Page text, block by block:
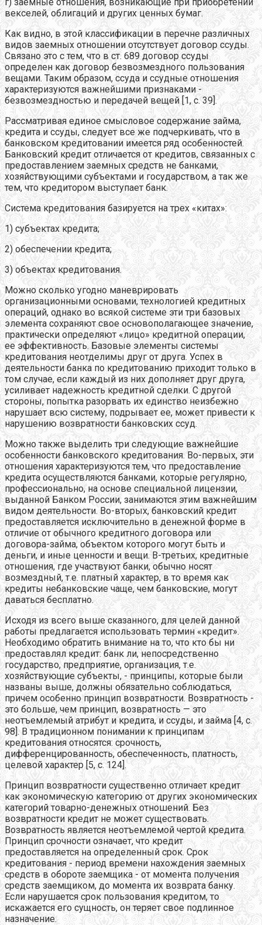
векселей, облигаций и других ценных бумаг.
Как видно, в этой классификации в перечне различных
видов заемных отношении отсутствует договор ссуды.
Связано это с тем, что в ст. 689 договор ссуды
определен как договор безвозмездного пользования
вещами. Таким образом, ссуда и ссудные отношения
характеризуются важнейшими признаками -
безвозмездностью и передачей вещей [1, с. 39].
Рассматривая единое смысловое содержание займа,
кредита и ссуды, следует все же подчеркивать, что в
банковском кредитовании имеется ряд особенностей.
Банковский кредит отличается от кредитов, связанных с
предоставлением заемных средств не банками,
хозяйствующими субъектами и государством, а так же
тем, что кредитором выступает банк.
Система кредитования базируется на трех «китах»:
1) субъектах кредита;
2) обеспечении кредита;
3) объектах кредитования.
Можно сколько угодно маневрировать
организационными основами, технологией кредитных
операций, однако во всякой системе эти три базовых
элемента сохраняют свое основополагающее значение,
практически определяют «лицо» кредитной операции,
ее эффективность. Базовые элементы системы
кредитования неотделимы друг от друга. Успех в
деятельности банка по кредитованию приходит только в
том случае, если каждый из них дополняет друг друга,
усиливает надежность кредитной сделки. С другой
стороны, попытка разорвать их единство неизбежно
нарушает всю систему, подрывает ее, может привести к
нарушению возвратности банковских ссуд.
Можно также выделить три следующие важнейшие
особенности банковского кредитования. Во-первых, эти
отношения характеризуются тем, что предоставление
кредита осуществляются банками, которые регулярно,
профессионально, на основе специальной лицензии,
выданной Банком России, занимаются этим важнейшим
видом деятельности. Во-вторых, банковский кредит
предоставляется исключительно в денежной форме в
отличие от обычного кредитного договора или
договора-займа, объектом которого могут быть и
деньги, и иные ценности и вещи. В-третьих, кредитные
отношения, где участвуют банки, обычно носят
возмездный, т.е. платный характер, в то время как
кредиты небанковские чаще, чем банковские, могут
даваться бесплатно.
Исходя из всего выше сказанного, для целей данной
работы предлагается использовать термин «кредит».
Необходимо обратить внимание на то, что кто бы ни
предоставлял кредит: банк ли, непосредственно
государство, предприятие, организация, т.е.
хозяйствующие субъекты, - принципы, которые были
названы выше, должны обязательно соблюдаться,
причем особенно принцип возвратности. Возвратность -
это больше, чем принцип, возвратность — это
неотъемлемый атрибут и кредита, и ссуды, и займа [4, с.
98]. В традиционном понимании к принципам
кредитования относятся: срочность,
дифференцированность, обеспеченность, платность,
целевой характер [5, с. 124].
Принцип возвратности существенно отличает кредит
как экономическую категорию от других экономических
категорий товарно-денежных отношений. Без
возвратности кредит не может существовать.
Возвратность является неотъемлемой чертой кредита.
Принцип срочности означает, что кредит
предоставляется на определенный срок. Срок
кредитования - период времени нахождения заемных
средств в обороте заемщика - от момента получения
средств заемщиком, до момента их возврата банку.
Если нарушается срок пользования кредитом, то
искажается его сущность, он теряет свое подлинное
назначение.